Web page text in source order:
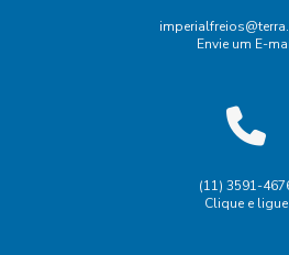
Envie um E-
(11) 3591-
Clique e ligue